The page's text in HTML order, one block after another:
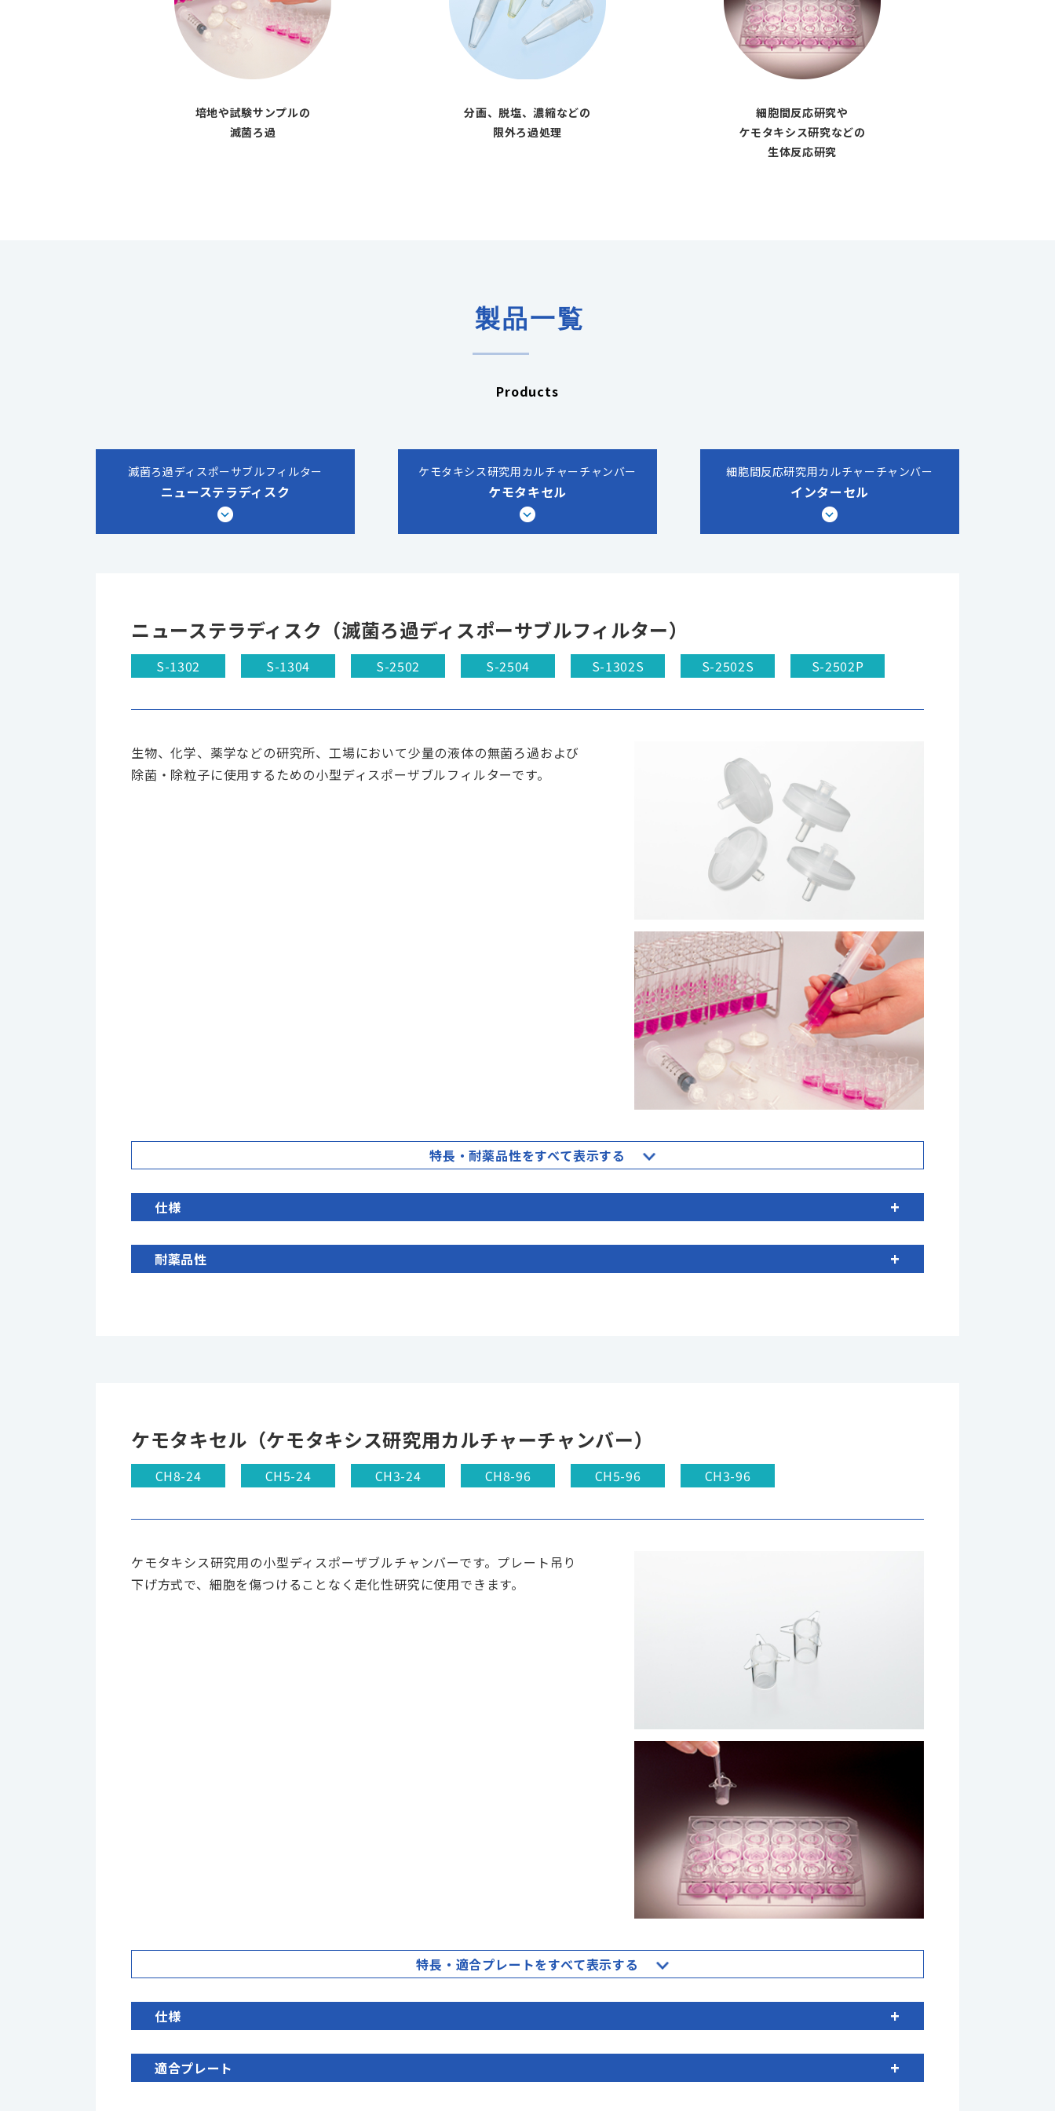
培地や試験サンプルの
滅菌ろ過
分画、脱塩、濃縮などの
限外ろ過処理
細胞間反応研究や
ケモタキシス研究などの
生体反応研究
製品一覧
Products
滅菌ろ過ディスポーサブルフィルター
ニューステラディスク
ケモタキシス研究用カルチャーチャンバー
ケモタキセル
細胞間反応研究用カルチャーチャンバー
インターセル
ニューステラディスク（滅菌ろ過ディスポーサブルフィルター）
S-1302 S-1304 S-2502 S-2504 S-1302S S-2502S S-2502P
生物、化学、薬学などの研究所、工場において少量の液体の無菌ろ過および
除菌・除粒子に使用するための小型ディスポーザブルフィルターです。
特長・耐薬品性をすべて表示する
仕様
耐薬品性
ケモタキセル（ケモタキシス研究用カルチャーチャンバー）
CH8-24 CH5-24 CH3-24 CH8-96 CH5-96 CH3-96
ケモタキシス研究用の小型ディスポーザブルチャンバーです。プレート吊り
下げ方式で、細胞を傷つけることなく走化性研究に使用できます。
特長・適合プレートをすべて表示する
仕様
適合プレート